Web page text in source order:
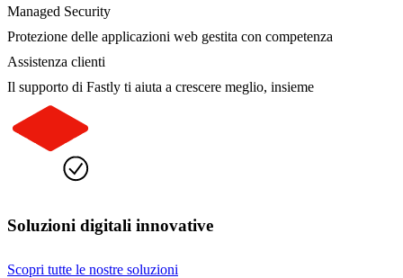
Managed Security
Protezione delle applicazioni web gestita con competenza
Assistenza clienti
Il supporto di Fastly ti aiuta a crescere meglio, insieme
Soluzioni digitali innovative
Scopri tutte le nostre soluzioni